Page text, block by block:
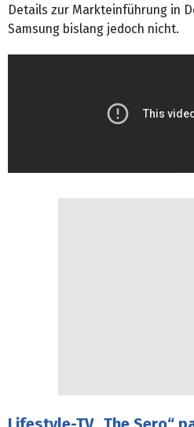
Details zur Markteinführung in
Samsung bislang jedoch nicht.